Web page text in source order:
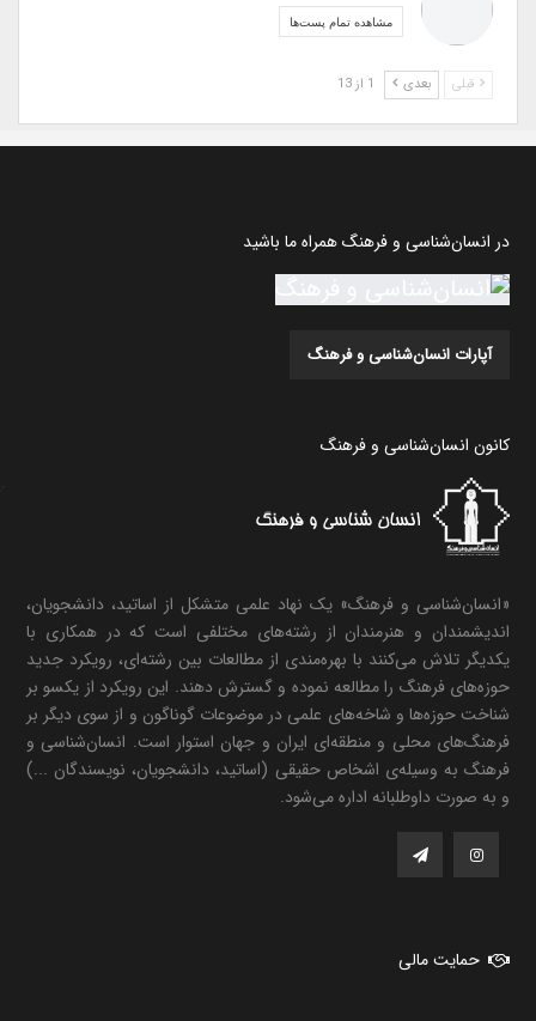
مشاهده تمام پست‌ها
قبلی بعدی
در انسان‌شناسی و فرهنگ همراه ما باشید
آپارات انسان‌شناسی و فرهنگ
کانون انسان‌شناسی و فرهنگ
«انسان‌شناسی و فرهنگ» یک نهاد علمی متشکل از اساتید، دانشجویان،
اندیشمندان و هنرمندان از رشته‌های مختلفی است که در همکاری با
یکدیگر تلاش می‌کنند با بهره‌مندی از مطالعات بین رشته‌ای، رویکرد جدید
حوزه‌های فرهنگ را مطالعه نموده و گسترش دهند. این رویکرد از یکسو بر
شناخت حوزه‌ها و شاخه‌های علمی در موضوعات گوناگون و از سوی دیگر بر
فرهنگ‌های محلی و منطقه‌ای ایران و جهان استوار است. انسان‌شناسی و
فرهنگ به وسیله‌ی اشخاص حقیقی (اساتید، دانشجویان، نویسندگان ...)
و به صورت داوطلبانه اداره می‌شود.
حمایت مالی